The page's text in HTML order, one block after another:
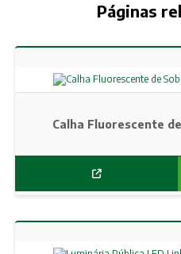
Páginas
Calha Fluorescente